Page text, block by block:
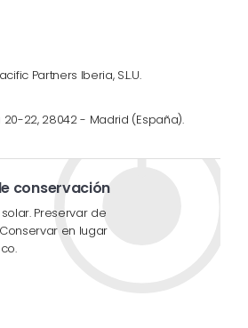
Partners Iberia, S.L.U.
22, 28042 - Madrid (España).
conservación
Preservar de
en lugar